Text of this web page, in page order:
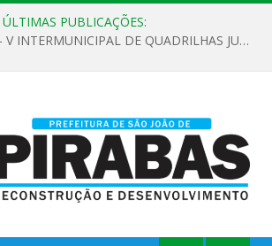
ÚLTIMAS PUBLICAÇÕES:
REGULAMENTO – V INTERMUNICIPAL DE QUADRILHAS JUNINAS 2026